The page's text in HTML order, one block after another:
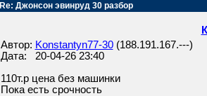
Re: Джонсон эвинруд 30 разбор
Автор: Konstantyn77-30(188.191.167.---)
Дата: 20-04-26 23:40
110т.р цена без машинки
Пока есть срочность